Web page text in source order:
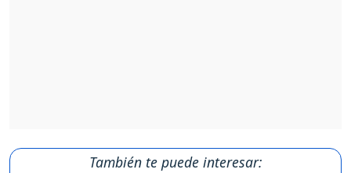
También te puede interesar: